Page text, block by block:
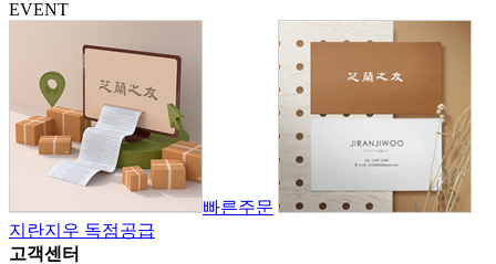
EVENT
빠른주문
지란지우 독점공급
고객센터